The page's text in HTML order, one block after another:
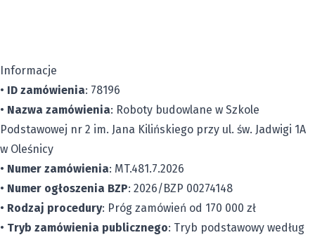
Informacje
• ID zamówienia: 78196
• Nazwa zamówienia: Roboty budowlane w Szkole
Podstawowej nr 2 im. Jana Kilińskiego przy ul. św. Jadwigi 1A
w Oleśnicy
• Numer zamówienia: MT.481.7.2026
• Numer ogłoszenia BZP: 2026/BZP 00274148
• Rodzaj procedury: Próg zamówień od 170 000 zł
• Tryb zamówienia publicznego: Tryb podstawowy według